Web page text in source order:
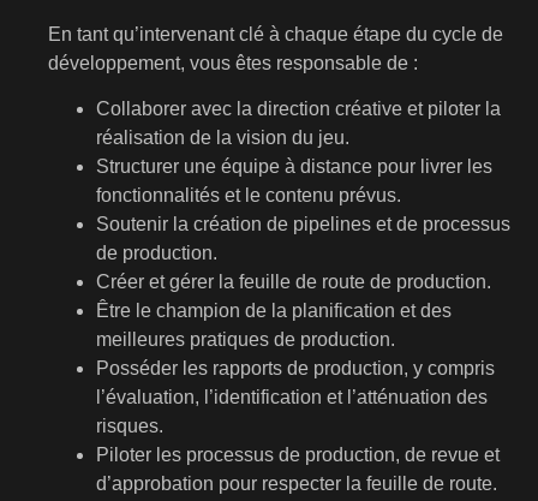
En tant qu’intervenant clé à chaque étape du cycle de
développement, vous êtes responsable de :
Collaborer avec la direction créative et piloter la
réalisation de la vision du jeu.
Structurer une équipe à distance pour livrer les
fonctionnalités et le contenu prévus.
Soutenir la création de pipelines et de processus
de production.
Créer et gérer la feuille de route de production.
Être le champion de la planification et des
meilleures pratiques de production.
Posséder les rapports de production, y compris
l’évaluation, l’identification et l’atténuation des
risques.
Piloter les processus de production, de revue et
d’approbation pour respecter la feuille de route.